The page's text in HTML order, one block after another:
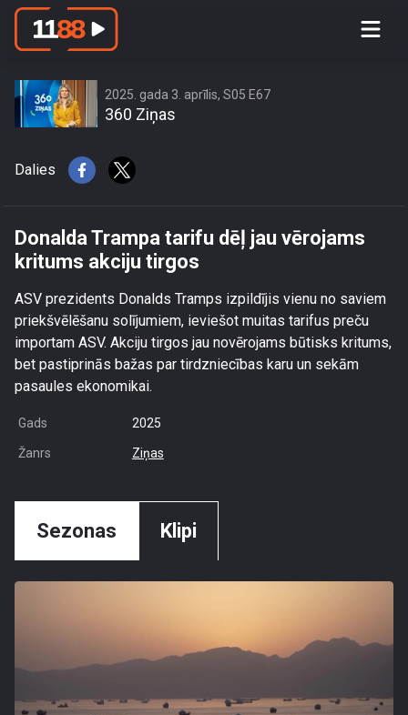
Donalda Trampa tarifu dēļ jau
2025. gada 3. aprīlis, S05 E67
360 Ziņas
Dalies
Donalda Trampa tarifu dēļ jau vērojams
kritums akciju tirgos
ASV prezidents Donalds Tramps izpildījis vienu no saviem
priekšvēlēšanu solījumiem, ieviešot muitas tarifus preču
importam ASV. Akciju tirgos jau novērojams būtisks kritums,
bet pastiprinās bažas par tirdzniecības karu un sekām
pasaules ekonomikai.
Gads 2025
Žanrs Ziņas
Sezonas Klipi